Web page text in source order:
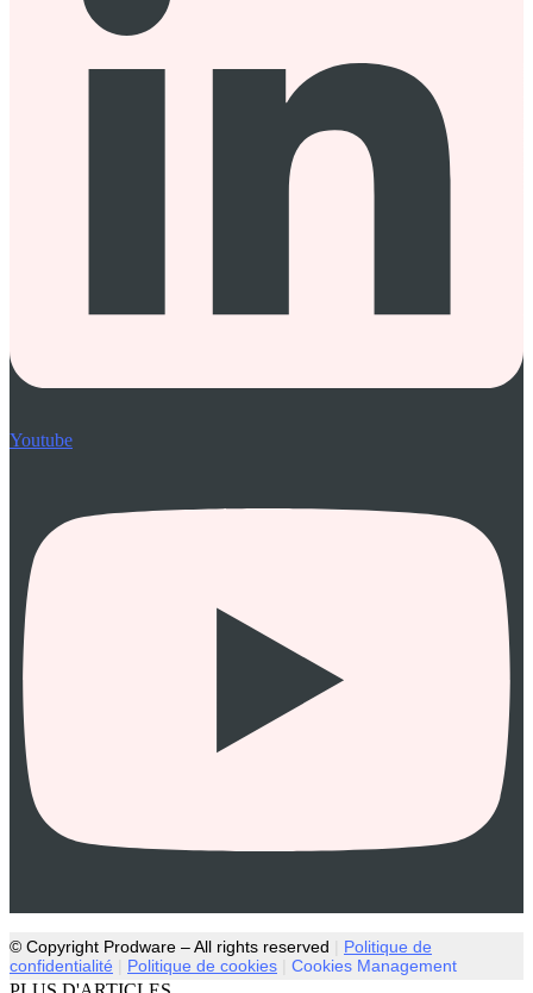
Youtube
© Copyright Prodware – All rights reserved
Politique de
confidentialité
Politique de cookies Cookies Management